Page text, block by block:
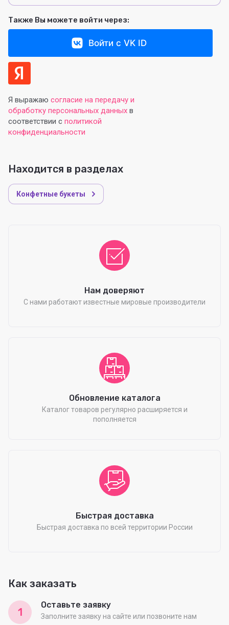
Также Вы можете войти через:
Войти с VK ID
Я выражаю согласие на передачу и
обработку персональных данных в
соответствии с политикой
конфиденциальности
Находится в разделах
Конфетные букеты
Нам доверяют
С нами работают известные мировые производители
Обновление каталога
Каталог товаров регулярно расширяется и
пополняется
Быстрая доставка
Быстрая доставка по всей территории России
Как заказать
1
Оставьте заявку
Заполните заявку на сайте или позвоните нам